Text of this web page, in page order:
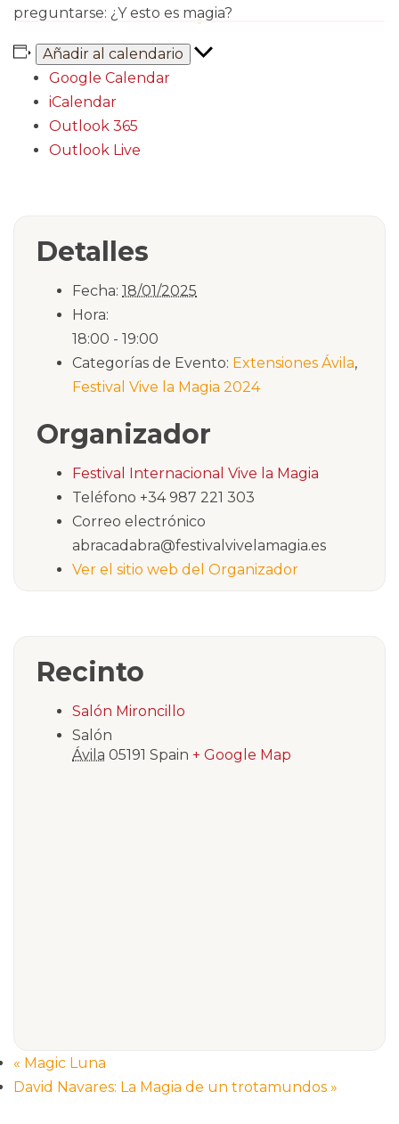
preguntarse: ¿Y esto es magia?
Añadir al calendario
Google Calendar
iCalendar
Outlook 365
Outlook Live
Detalles
Fecha: 18/01/2025
Hora:
18:00 - 19:00
Categorías de Evento: Extensiones Ávila,
Festival Vive la Magia 2024
Organizador
Festival Internacional Vive la Magia
Teléfono +34 987 221 303
Correo electrónico
abracadabra@festivalvivelamagia.es
Ver el sitio web del Organizador
Recinto
Salón Mironcillo
Salón
Ávila 05191 Spain + Google Map
« Magic Luna
David Navares: La Magia de un trotamundos »